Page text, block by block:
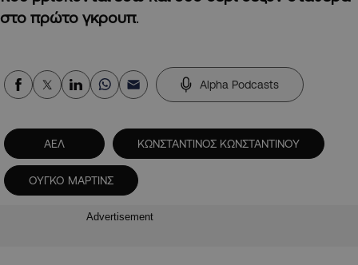
στο πρώτο γκρουπ.
Alpha Podcasts
ΑΕΛ ΚΩΝΣΤΑΝΤΙΝΟΣ ΚΩΝΣΤΑΝΤΙΝΟΥ
ΟΥΓΚΟ ΜΑΡΤΙΝΣ
Advertisement